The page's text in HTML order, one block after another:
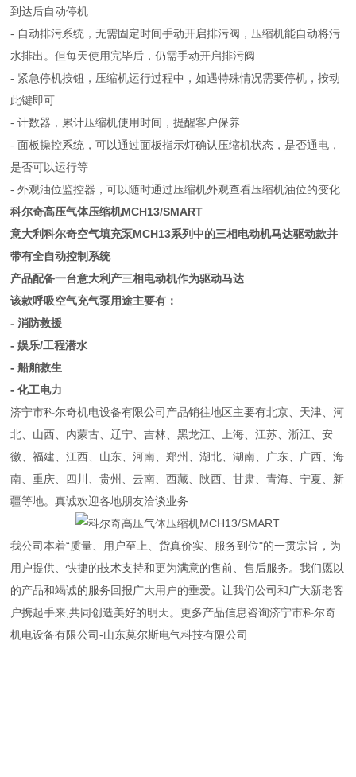
到达后自动停机
- 自动排污系统，无需固定时间手动开启排污阀，压缩机能自动将污
水排出。但每天使用完毕后，仍需手动开启排污阀
- 紧急停机按钮，压缩机运行过程中，如遇特殊情况需要停机，按动
此键即可
- 计数器，累计压缩机使用时间，提醒客户保养
- 面板操控系统，可以通过面板指示灯确认压缩机状态，是否通电，
是否可以运行等
- 外观油位监控器，可以随时通过压缩机外观查看压缩机油位的变化
科尔奇高压气体压缩机MCH13/SMART
意大利科尔奇空气填充泵MCH13系列中的三相电动机马达驱动款并
带有全自动控制系统
产品配备一台意大利产三相电动机作为驱动马达
该款呼吸空气充气泵用途主要有：
- 消防救援
- 娱乐/工程潜水
- 船舶救生
- 化工电力
济宁市科尔奇机电设备有限公司产品销往地区主要有北京、天津、河
北、山西、内蒙古、辽宁、吉林、黑龙江、上海、江苏、浙江、安
徽、福建、江西、山东、河南、郑州、湖北、湖南、广东、广西、海
南、重庆、四川、贵州、云南、西藏、陕西、甘肃、青海、宁夏、新
疆等地。真诚欢迎各地朋友洽谈业务
我公司本着“质量、用户至上、货真价实、服务到位"的一贯宗旨，为
用户提供、快捷的技术支持和更为满意的售前、售后服务。我们愿以
的产品和竭诚的服务回报广大用户的垂爱。让我们公司和广大新老客
户携起手来,共同创造美好的明天。更多产品信息咨询济宁市科尔奇
机电设备有限公司-山东莫尔斯电气科技有限公司